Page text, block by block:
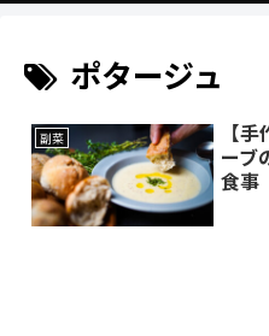
ポタージュ
副菜
【
ーブ
食事